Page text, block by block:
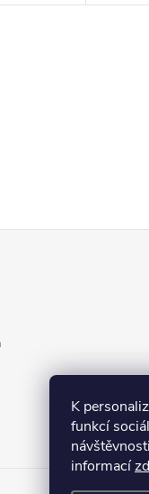
K
funkcí
informací